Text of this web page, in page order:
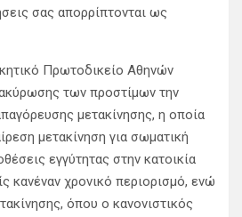
σας απορρίπτονται ως
Πρωτοδικείο Αθηνών
των προστίμων την
μετακίνησης, η οποία
μετακίνηση για σωματική
εγγύτητας στην κατοικία
κανέναν χρονικό περιορισμό, ενώ
όπου ο κανονιστικός